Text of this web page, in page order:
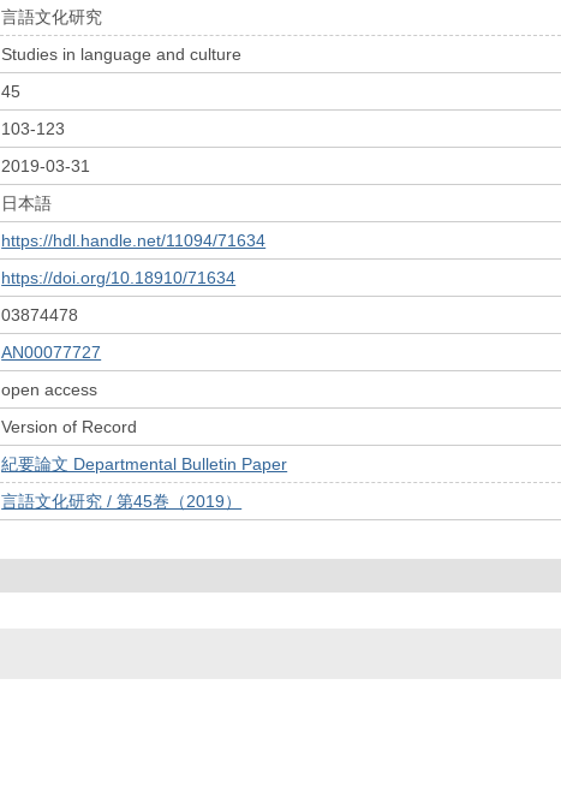
言語文化研究
Studies in language and culture
45
103-123
2019-03-31
日本語
https://hdl.handle.net/11094/71634
https://doi.org/10.18910/71634
03874478
AN00077727
open access
Version of Record
紀要論文 Departmental Bulletin Paper
言語文化研究 / 第45巻（2019）